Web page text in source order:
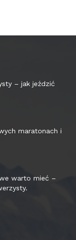
– jak jeździć
maratonach i
warto mieć –